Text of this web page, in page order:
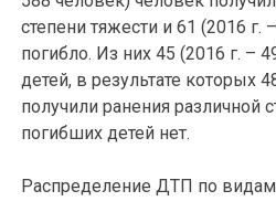
степени тяжести и 61 (2016 г.
погибло. Из них 45 (2016 г. –
детей, в результате которых
получили ранения различной
погибших детей нет.
Распределение ДТП по